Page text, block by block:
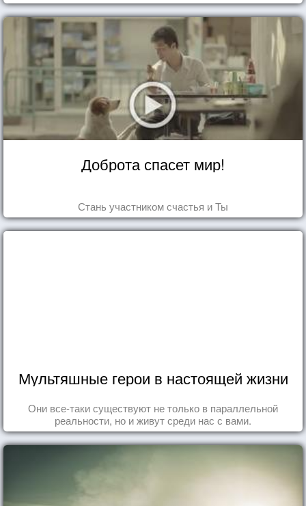
Доброта спасет мир!
Стань участником счастья и Ты
Мультяшные герои в настоящей жизни
Они все-таки существуют не только в параллельной
реальности, но и живут среди нас с вами.